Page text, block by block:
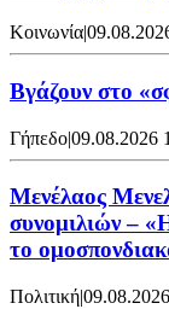
Κοινωνία|
Bγάζουν στο
Γήπεδο|09.08.2026
Μενέλαος
συνομιλιών –
το
Πολιτική|